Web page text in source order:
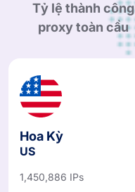
Tỷ lệ thành công
proxy toàn cầu
Hoa Kỳ
US
1,450,886 IPs